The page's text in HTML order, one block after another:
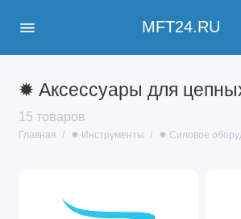
MFT24.RU
✹ Аксессуары для
15 товаров
Главная ✹ Инструменты ✹ Силовое